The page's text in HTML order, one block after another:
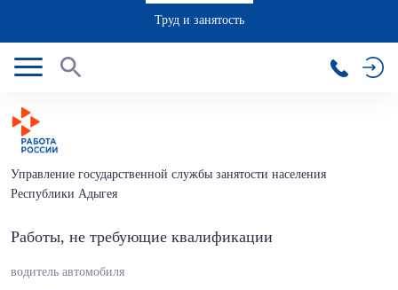
Труд и занятость
Управление государственной службы занятости населения
Республики Адыгея
Работы, не требующие квалификации
водитель автомобиля